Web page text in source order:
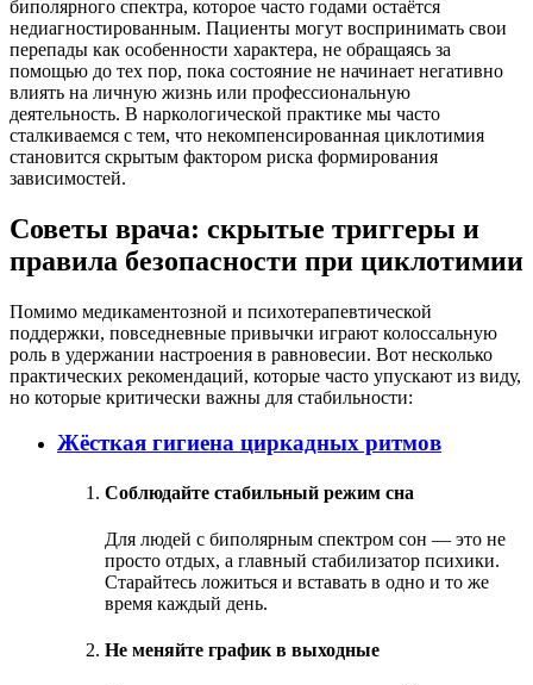
биполярного спектра, которое часто годами остаётся
недиагностированным. Пациенты могут воспринимать свои
перепады как особенности характера, не обращаясь за
помощью до тех пор, пока состояние не начинает негативно
влиять на личную жизнь или профессиональную
деятельность. В наркологической практике мы часто
сталкиваемся с тем, что некомпенсированная циклотимия
становится скрытым фактором риска формирования
зависимостей.
Советы врача: скрытые триггеры и
правила безопасности при циклотимии
Помимо медикаментозной и психотерапевтической
поддержки, повседневные привычки играют колоссальную
роль в удержании настроения в равновесии. Вот несколько
практических рекомендаций, которые часто упускают из виду,
но которые критически важны для стабильности:
Жёсткая гигиена циркадных ритмов
Соблюдайте стабильный режим сна
Для людей с биполярным спектром сон — это не
просто отдых, а главный стабилизатор психики.
Старайтесь ложиться и вставать в одно и то же
время каждый день.
Не меняйте график в выходные